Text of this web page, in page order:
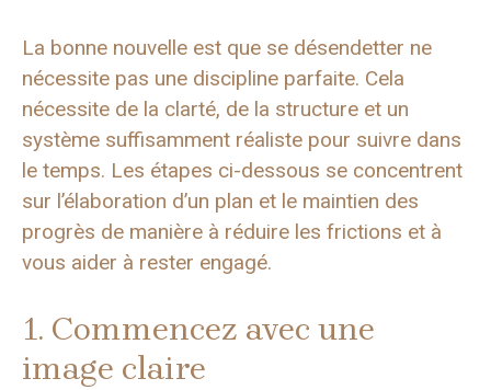
La bonne nouvelle est que se désendetter ne
nécessite pas une discipline parfaite. Cela
nécessite de la clarté, de la structure et un
système suffisamment réaliste pour suivre dans
le temps. Les étapes ci-dessous se concentrent
sur l’élaboration d’un plan et le maintien des
progrès de manière à réduire les frictions et à
vous aider à rester engagé.
1. Commencez avec une
image claire